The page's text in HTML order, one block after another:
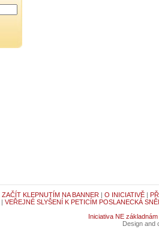
KLEPNUTÍM NA BANNER | O INICIATIVĚ|
| VEŘEJNÉ SLYŠENÍ K PETICÍM POSLANECKÁ
Iniciativa NE základnám
Design and